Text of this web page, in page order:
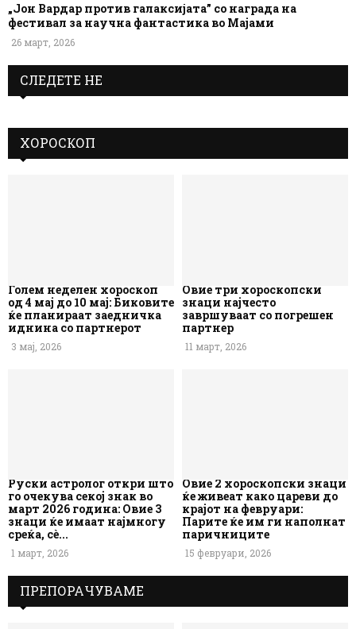
„Јон Вардар против галаксијата” со награда на
фестивал за научна фантастика во Мајами
26 март, 2026
СЛЕДЕТЕ НЕ
ХОРОСКОП
Голем неделен хороскоп
од 4 мај до 10 мај: Биковите
ќе планираат заедничка
иднина со партнерот
3 мај, 2026
Овие три хороскопски
знаци најчесто
завршуваат со погрешен
партнер
11 март, 2026
Руски астролог откри што
го очекува секој знак во
март 2026 година: Овие 3
знаци ќе имаат најмногу
среќа, сè...
1 март, 2026
Овие 2 хороскопски знаци
ќе живеат како цареви до
крајот на февруари:
Парите ќе им ги наполнат
паричниците
15 февруари, 2026
ПРЕПОРАЧУВАМЕ